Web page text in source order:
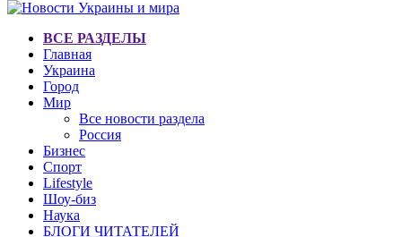
ВСЕ РАЗДЕЛЫ
Главная
Украина
Город
Мир
Все новости раздела
Россия
Бизнес
Спорт
Lifestyle
Шоу-биз
Наука
БЛОГИ ЧИТАТЕЛЕЙ